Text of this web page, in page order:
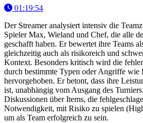
01:19:54
Der Streamer analysiert intensiv die
Spieler Max, Wieland und Chef, die alle
geschafft haben. Er bewertet ihre Teams
gleichzeitig auch als risikoreich und
Kontext. Besonders kritisch wird die
durch bestimmte Typen oder Angriffe wie
hervorgehoben. Er betont, dass ihre
ist, unabhängig vom Ausgang des
Diskussionen über Items, die
Notwendigkeit, mit Risiko zu spielen
um als Team erfolgreich zu sein.